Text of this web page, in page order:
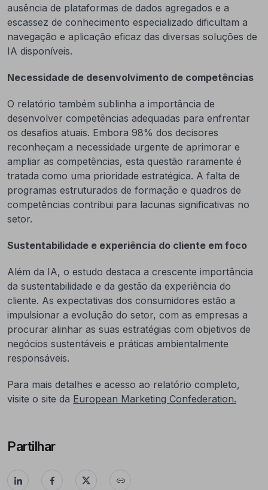
ausência de plataformas de dados agregados e a
escassez de conhecimento especializado dificultam a
navegação e aplicação eficaz das diversas soluções de
IA disponíveis.
Necessidade de desenvolvimento de competências
O relatório também sublinha a importância de
desenvolver competências adequadas para enfrentar
os desafios atuais. Embora 98% dos decisores
reconheçam a necessidade urgente de aprimorar e
ampliar as competências, esta questão raramente é
tratada como uma prioridade estratégica. A falta de
programas estruturados de formação e quadros de
competências contribui para lacunas significativas no
setor.
Sustentabilidade e experiência do cliente em foco
Além da IA, o estudo destaca a crescente importância
da sustentabilidade e da gestão da experiência do
cliente. As expectativas dos consumidores estão a
impulsionar a evolução do setor, com as empresas a
procurar alinhar as suas estratégias com objetivos de
negócios sustentáveis e práticas ambientalmente
responsáveis.
Para mais detalhes e acesso ao relatório completo,
visite o site da European Marketing Confederation.
Partilhar